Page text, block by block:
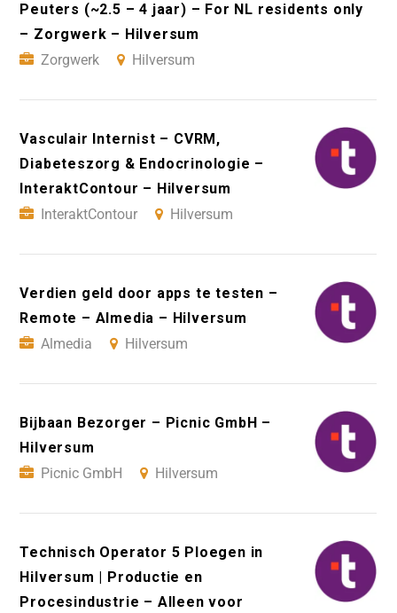
Peuters (~2.5 – 4 jaar) – For NL residents only
– Zorgwerk – Hilversum
Zorgwerk
Hilversum
Vasculair Internist – CVRM,
Diabeteszorg & Endocrinologie –
InteraktContour – Hilversum
InteraktContour
Hilversum
Verdien geld door apps te testen –
Remote – Almedia – Hilversum
Almedia
Hilversum
Bijbaan Bezorger – Picnic GmbH –
Hilversum
Picnic GmbH
Hilversum
Technisch Operator 5 Ploegen in
Hilversum | Productie en
Procesindustrie – Alleen voor